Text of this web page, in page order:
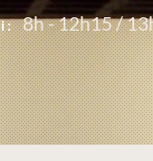
: 8h - 12h15 /